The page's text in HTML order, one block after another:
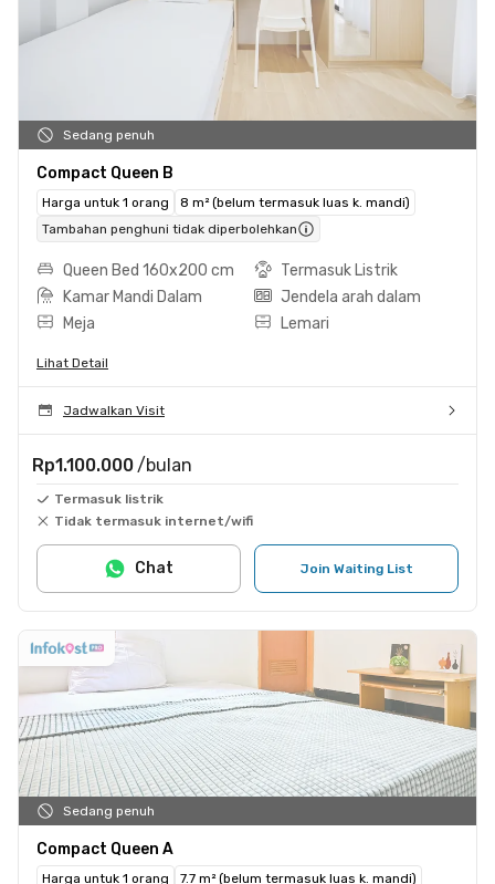
Sedang penuh
Compact Queen B
Harga untuk 1 orang
8 m² (belum termasuk luas k. mandi)
Tambahan penghuni tidak diperbolehkan
Queen Bed 160x200 cm
Termasuk Listrik
Kamar Mandi Dalam
Jendela arah dalam
Meja
Lemari
Lihat Detail
Jadwalkan Visit
Rp1.100.000 /bulan
Termasuk listrik
Tidak termasuk internet/wifi
Join Waiting List
Chat
Sedang penuh
Compact Queen A
Harga untuk 1 orang 7.7 m² (belum termasuk luas k. mandi)